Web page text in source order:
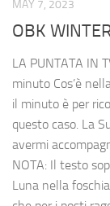
MAY 7, 2023
OBK
LA PUNTATA IN
minuto Cos’è
il minuto è per
questo caso. La
avermi
NOTA: Il testo
Luna nella